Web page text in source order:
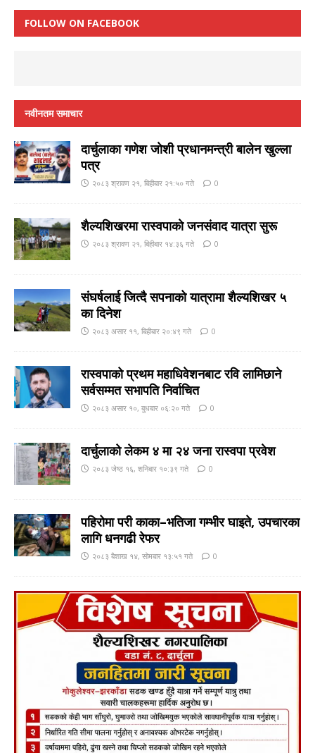
FOLLOW ON FACEBOOK
नवीनतम समाचार
दार्चुलाका गणेश जाेशी प्रधानमन्त्री बालेन खुल्ला
पत्र
२०८३ श्रावण २१, बिहीबार २१:५० गते 0
शैल्यशिखरमा रास्वपाकाे जनसंवाद यात्रा सुरू
२०८३ श्रावण २१, बिहीबार १४:३६ गते 0
संघर्षलाई जित्दै सपनाको यात्रामा शैल्यशिखर ५
का दिनेश
२०८३ असार ११, बिहीबार २०:४९ गते 0
रास्वपाको प्रथम महाधिवेशनबाट रवि लामिछाने
सर्वसम्मत सभापति निर्वाचित
२०८३ असार १०, बुधबार ०६:२० गते 0
दार्चुलाको लेकम ४ मा २४ जना रास्वपा प्रवेश
२०८३ जेष्ठ १६, शनिबार १०:३९ गते 0
पहिरोमा परी काका–भतिजा गम्भीर घाइते, उपचारका
लागि धनगढी रेफर
२०८३ बैशाख १४, सोमबार १३:५१ गते 0